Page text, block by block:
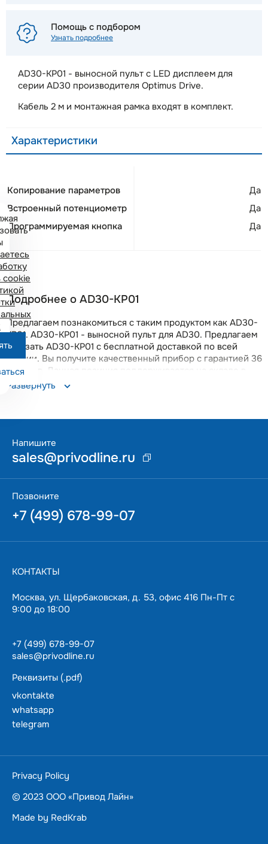
AD30-KP01 - выносной пульт с LED дисплеем для
серии AD30 производителя Optimus Drive.
Кабель 2 м и монтажная рамка входят в комплект.
Характеристики
Копирование параметров
Да
Встроенный потенциометр
Да
Программируемая кнопка
Да
Помощь с подбором
Узнать подробнее
Подробнее о AD30-KP01
Предлагаем познакомиться с таким продуктом как AD30-
KP01. AD30-KP01 - выносной пульт для AD30. Предлагаем
заказать AD30-KP01 с бесплатной доставкой по всей
России. Вы получите качественный прибор с гарантией 36
месяцев. Данная позиция поддерживается на складе в
Москве, что позволяет оперативно решать возникающие
вопросы.
Развернуть
cookie
варианты решения.
Ценим ваше время — подберем и доставим в
пределах Москвы
в течении суток.
Напишите
sales@privodline.ru
Позвоните
+7 (499) 678-99-07
КОНТАКТЫ
Москва, ул. Щербаковская, д. 53, офис 416 Пн-Пт с
9:00 до 18:00
+7 (499) 678-99-07
sales@privodline.ru
Реквизиты (.pdf)
vkontakte
whatsapp
telegram
Privacy Policy
© 2023 ООО «Привод Лайн»
Made by RedKrab